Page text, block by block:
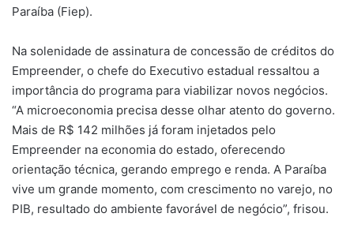
Paraíba (Fiep).
Na solenidade de assinatura de concessão de créditos do
Empreender, o chefe do Executivo estadual ressaltou a
importância do programa para viabilizar novos negócios.
“A microeconomia precisa desse olhar atento do governo.
Mais de R$ 142 milhões já foram injetados pelo
Empreender na economia do estado, oferecendo
orientação técnica, gerando emprego e renda. A Paraíba
vive um grande momento, com crescimento no varejo, no
PIB, resultado do ambiente favorável de negócio”, frisou.